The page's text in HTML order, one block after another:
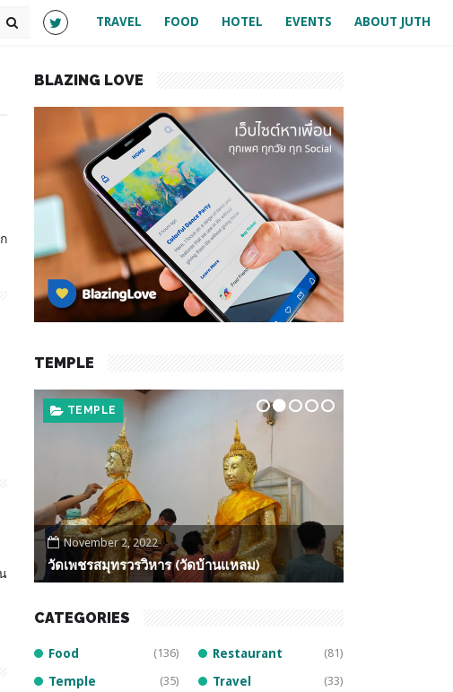
TRAVEL FOOD HOTEL EVENTS ABOUT JUTH
BLAZING LOVE
TEMPLE
TEMPLE
November 2, 2022
วัดเพชรสมุทรวรวิหาร (วัดบ้านแหลม)
CATEGORIES
Food (136) Restaurant (81)
Temple (35) Travel (33)